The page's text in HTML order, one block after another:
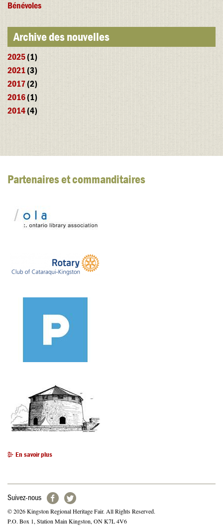
Bénévoles
Archive des nouvelles
2025(1)
2021(3)
2017(2)
2016(1)
2014(4)
Partenaires et commanditaires
En savoir plus
Suivez-nous
© 2026 Kingston Regional Heritage Fair. All Rights Reserved.
P.O. Box 1, Station Main Kingston, ON K7L 4V6